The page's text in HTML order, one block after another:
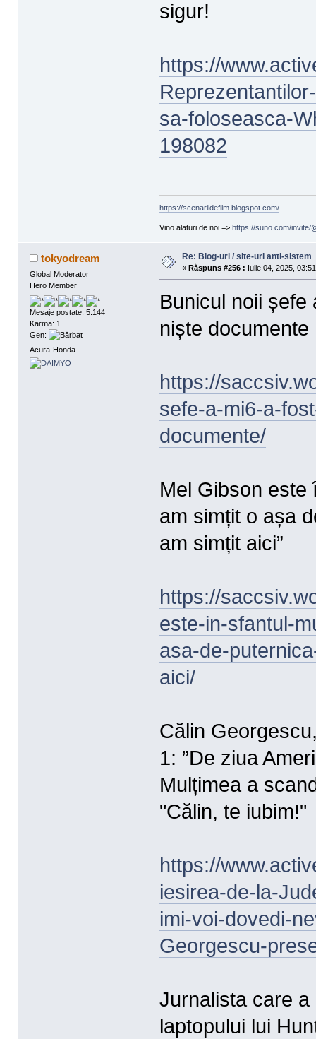
sigur!
https://
sa-foloseasca-
198082
https://scenariidefilm.blogspot.com/
Vino alaturi de noi => https://suno.com/invite/
tokyodream
Global Moderator
Hero Member
Mesaje postate: 5.144
Karma: 1
Gen:
Acura-Honda
Re: Blog-uri / site-uri anti-sistem
« Răspuns #256 : Iulie 04, 2025,
Bunicul noii
niște documente
https://
sefe-a-mi6-a-
documente/
Mel Gibson este
am simțit o așa
am simțit aici”
https://
este-in-sfantul-
asa-de-
aici/
Călin
1: ”De ziua
Mulțimea a
"Călin, te iubim!"
https://
iesirea-de-la-
imi-voi-dovedi-
Georgescu-
Jurnalista care
laptopului lui